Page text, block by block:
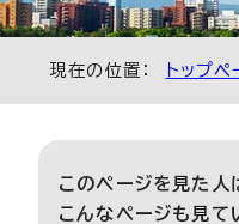
現在の位置： トップペ
このページを見た人
こんなページも見て